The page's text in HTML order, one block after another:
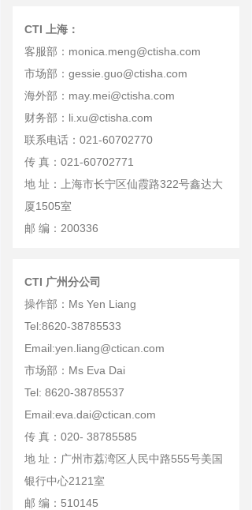
友情链接
联系我们
CTI 广州分公司
操作部：Ms Yen Liang
Tel:8620-38785533
Email:yen.liang@ctican.com
市场部：Ms Eva Dai
Tel: 8620-38785537
Email:eva.dai@ctican.com
传 真：020- 38785585
地 址：广州市荔湾区人民中路555号美国
银行中心2121室
邮 编：510145
CTI 上海：
客服部：monica.meng@ctisha.com
市场部：gessie.guo@ctisha.com
海外部：may.mei@ctisha.com
财务部：li.xu@ctisha.com
联系电话：021-60702770
传 真：021-60702771
地 址：上海市长宁区仙霞路322号鑫达大
厦1505室
邮 编：200336